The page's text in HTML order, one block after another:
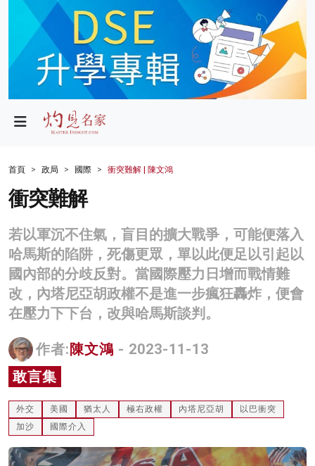
政局
財經
生活
商業
科技
影片
名家榜
灼見活動
首頁 政局 國際 衝突難解 | 陳文鴻
衝突難解
若以軍沉不住氣，盲目的擴大戰爭，可能便落入
哈馬斯的陷阱，死傷更眾，單以此便足以引起以
國內部的分歧反對。當國際壓力日增而戰情難
改，內塔尼亞胡政權不是進一步瘋狂轟炸，便會
在壓力下下台，改與哈馬斯談判。
作者: 陳文鴻 - 2023-11-13
敢言集
外交 美國 猶太人 極右政權 內塔尼亞胡
以巴衝突
加沙
國際介入